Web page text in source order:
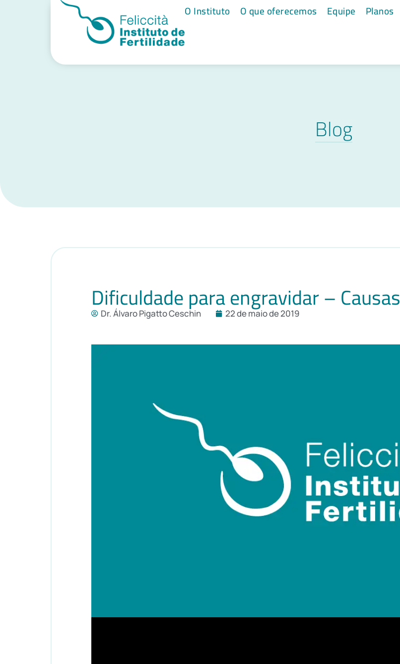
O Instituto O que oferecemos Equipe Planos
Blog
Dificuldade para engravidar – Causas
Dr. Álvaro Pigatto Ceschin 22 de maio de 2019